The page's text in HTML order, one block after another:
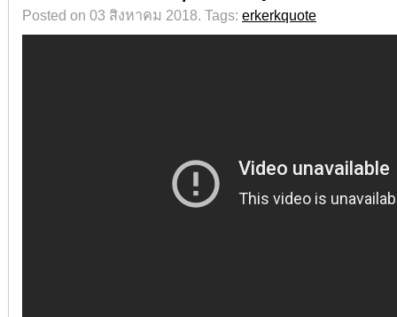
Posted on 03 สิงหาคม 2018. Tags: erkerkquote